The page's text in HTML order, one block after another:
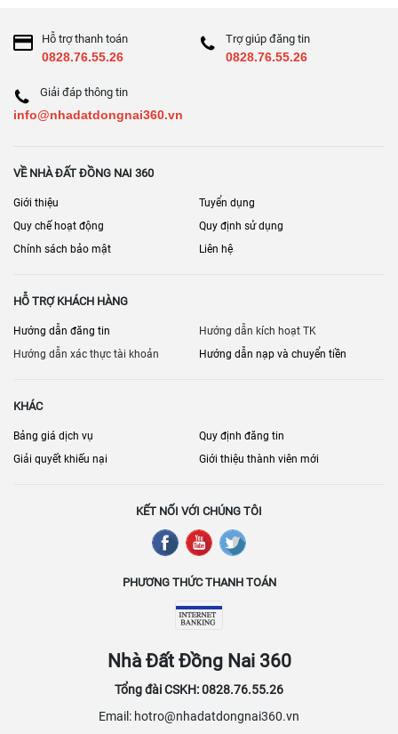
Đối chiếu diện tích – ranh mốc – lối đi
Tình trạng tranh chấp/đặt cọc/đang thế chấp(nếu có)
Phần thổ cưvà khả năng chuyển mục đích (nếu cần)
Nhà xây có giấy phép/hoàn công không
hoạch mở rộng
Hợp đồng cọc
: mốc thời gian, điều kiện hoàn cọc, phạt cọc, hồ sơ
công chứng
5) Gợi ý khu vực tìm kiếm hiệu quả tại Đồng Nai
Khu trung tâm/nhu cầu ở cao:
Khu hạ tầng – đầu tư – kết nối:
Long Thành, Nhơn Trạch, Trảng
Bom
Mỹ, Xuân Lộc, Định Quán, Tân Phú…
Bạn cần bán nhanh hoặc đăng tin chính chủ? Hãy
nhà đất Đồng Nai
với đầy đủ ảnh thật, diện tích, pháp lý và vị trí để
Hỗ trợ thanh toán
0828.76.55.26
Trợ giúp đăng tin
0828.76.55.26
Giải đáp thông tin
info@nhadatdongnai360.vn
VỀ NHÀ ĐẤT ĐỒNG NAI 360
Giới thiệu
Tuyển dụng
Quy chế hoạt động
Quy định sử dụng
Chính sách bảo mật
Liên hệ
HỖ TRỢ KHÁCH HÀNG
Hướng dẫn đăng tin
Hướng dẫn kích hoạt TK
Hướng dẫn xác thực tài khoản
Hướng dẫn nạp và chuyển tiền
KHÁC
Bảng giá dịch vụ
Quy định đăng tin
Giải quyết khiếu nại
Giới thiệu thành viên mới
KẾT NỐI VỚI CHÚNG TÔI
PHƯƠNG THỨC THANH TOÁN
Nhà Đất Đồng Nai 360
Tổng đài CSKH: 0828.76.55.26
Email: hotro@nhadatdongnai360.vn